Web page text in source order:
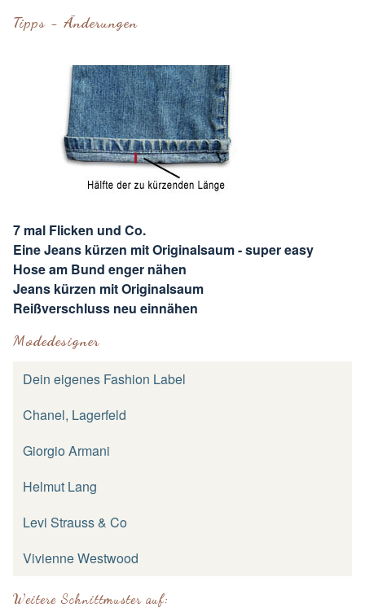
Tipps - Änderungen
7 mal Flicken und Co.
Eine Jeans kürzen mit Originalsaum - super easy
Hose am Bund enger nähen
Jeans kürzen mit Originalsaum
Reißverschluss neu einnähen
Modedesigner
Dein eigenes Fashion Label
Chanel, Lagerfeld
Giorgio Armani
Helmut Lang
Levi Strauss & Co
Vivienne Westwood
Weitere Schnittmuster auf: